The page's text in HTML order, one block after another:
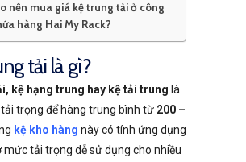
nên mua giá kệ trung tải ở công
hàng Hai My Rack?
tải là gì?
kệ hạng trung hay kệ tải trung là
trọng để hàng trung bình từ 200 –
kệ kho hàng này có tính ứng dụng
mức tải trọng dễ sử dụng cho nhiều